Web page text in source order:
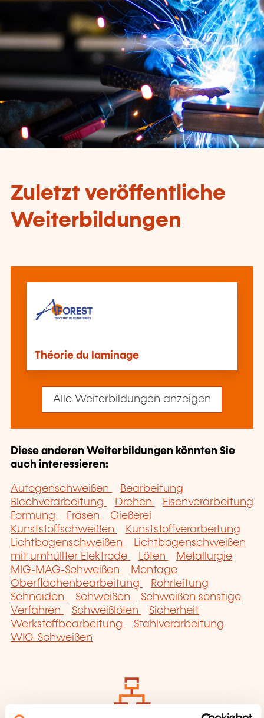
Zuletzt veröffentliche
Weiterbildungen
Théorie du laminage
Alle Weiterbildungen anzeigen
Diese anderen Weiterbildungen könnten Sie
auch interessieren:
Autogenschweißen
Bearbeitung
Blechverarbeitung
Drehen
Eisenverarbeitung
Formung
Fräsen
Gießerei
Kunststoffschweißen
Kunststoffverarbeitung
Lichtbogenschweißen
Lichtbogenschweißen
mit umhüllter Elektrode
Löten
Metallurgie
MIG-MAG-Schweißen
Montage
Oberflächenbearbeitung
Rohrleitung
Schneiden
Schweißen
Schweißen sonstige
Verfahren
Schweißlöten
Sicherheit
Werkstoffbearbeitung
Stahlverarbeitung
WIG-Schweißen